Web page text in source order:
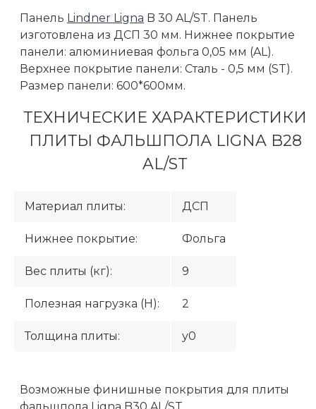
Панель Lindner Ligna B 30 AL/ST. Панель
изготовлена из ДСП 30 мм. Нижнее покрытие
панели: алюминиевая фольга 0,05 мм (AL).
Верхнее покрытие панели: Сталь - 0,5 мм (ST).
Размер панели: 600*600мм.
ТЕХНИЧЕСКИЕ ХАРАКТЕРИСТИКИ
ПЛИТЫ ФАЛЬШПОЛА LIGNA B28
AL/ST
Материал плиты: ДСП
Нижнее покрытие: Фольга
Вес плиты (кг): 9
Полезная нагрузка (H): 2
Толщина плиты: у0
Возможные финишные покрытия для плиты